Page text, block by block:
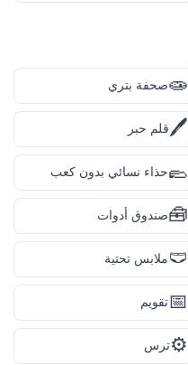
🧫صحفة بتري
🖊️قلم حبر
🥿حذاء نسائي بدون كعب
🧰صندوق أدوات
🩲ملابس تحتية
📅تقويم
⚙️ترس